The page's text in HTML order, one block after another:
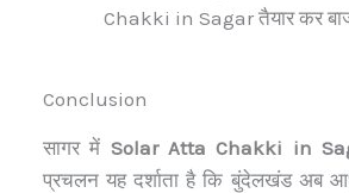
Chakki in Sagar तैयार कर
Conclusion
सागर में Solar Atta Chakki in
प्रचलन यह दर्शाता है कि बुंदेलखंड अब